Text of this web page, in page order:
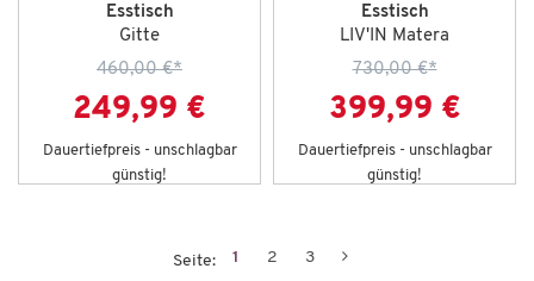
Esstisch
Gitte
460,00 €*
249,99 €
Dauertiefpreis - unschlagbar
günstig!
Esstisch
LIV'IN Matera
730,00 €*
399,99 €
Dauertiefpreis - unschlagbar
günstig!
Seite: 1 2 3